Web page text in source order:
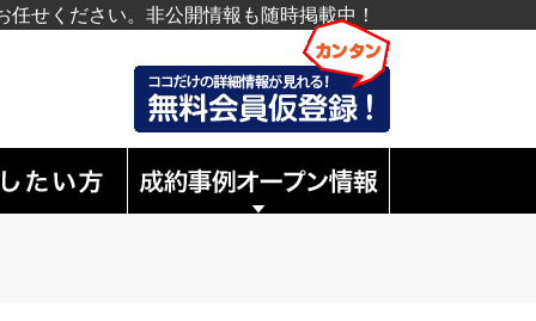
せください。非公開情報も随時掲載中！